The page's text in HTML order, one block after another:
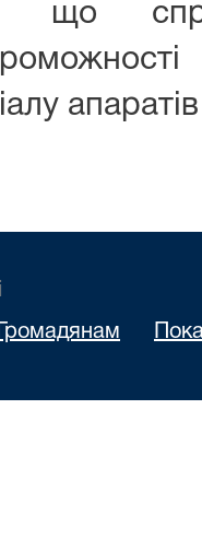
що
апаратів
Громадянам